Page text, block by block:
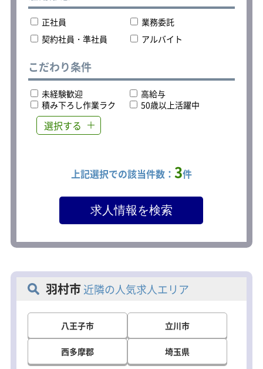
す！
※4tドライバーの経験があるという方
もまずはお気軽にご相談ください。
【創業より60有余年の信頼と実績のあ
る企業】
昭和28年の創業より60有余年、そのう
ち昭和35年より今日まで55年余り、大
手老舗食品卸売問屋の品物を配送・納
品している信頼と実績のある企業で
す。
等の荷扱いに特化しています。
社保完備、交通費規定内支給、車通勤
可、制服貸与と基本の待遇も揃ってい
るので、安心して働ける環境です。
も安心！】
谷・池袋方面。
納品の質を保つため、納品エリアはド
ライバーを固定で運行しています。そ
まえば安心です。
【あなたの意欲や人柄を評価します】
経験者、未経験者を問わず、あなたの
意欲や人柄で採用・給与を決定致しま
正社員
業務委託
契約社員・準社員
アルバイト
こだわり条件
未経験歓迎
高給与
積み下ろし作業ラク
50歳以上活躍中
選択する
上記選択での該当件数： 3件
羽村市 近隣の人気求人エリア
八王子市 立川市
西多摩郡 埼玉県